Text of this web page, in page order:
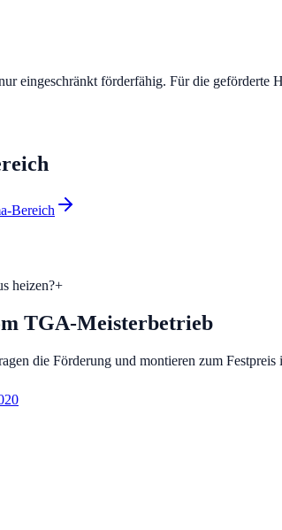
eingeschränkt förderfähig. Für die geförderte
Bereich
heizen?+
TGA-Meisterbetrieb
die Förderung und montieren zum